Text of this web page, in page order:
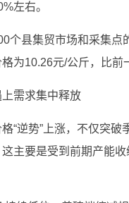
左右。
个县集贸市场和采集点
为10.26元/公斤，比前
需求集中释放
“逆势”上涨，不仅突破
主要是受到前期产能